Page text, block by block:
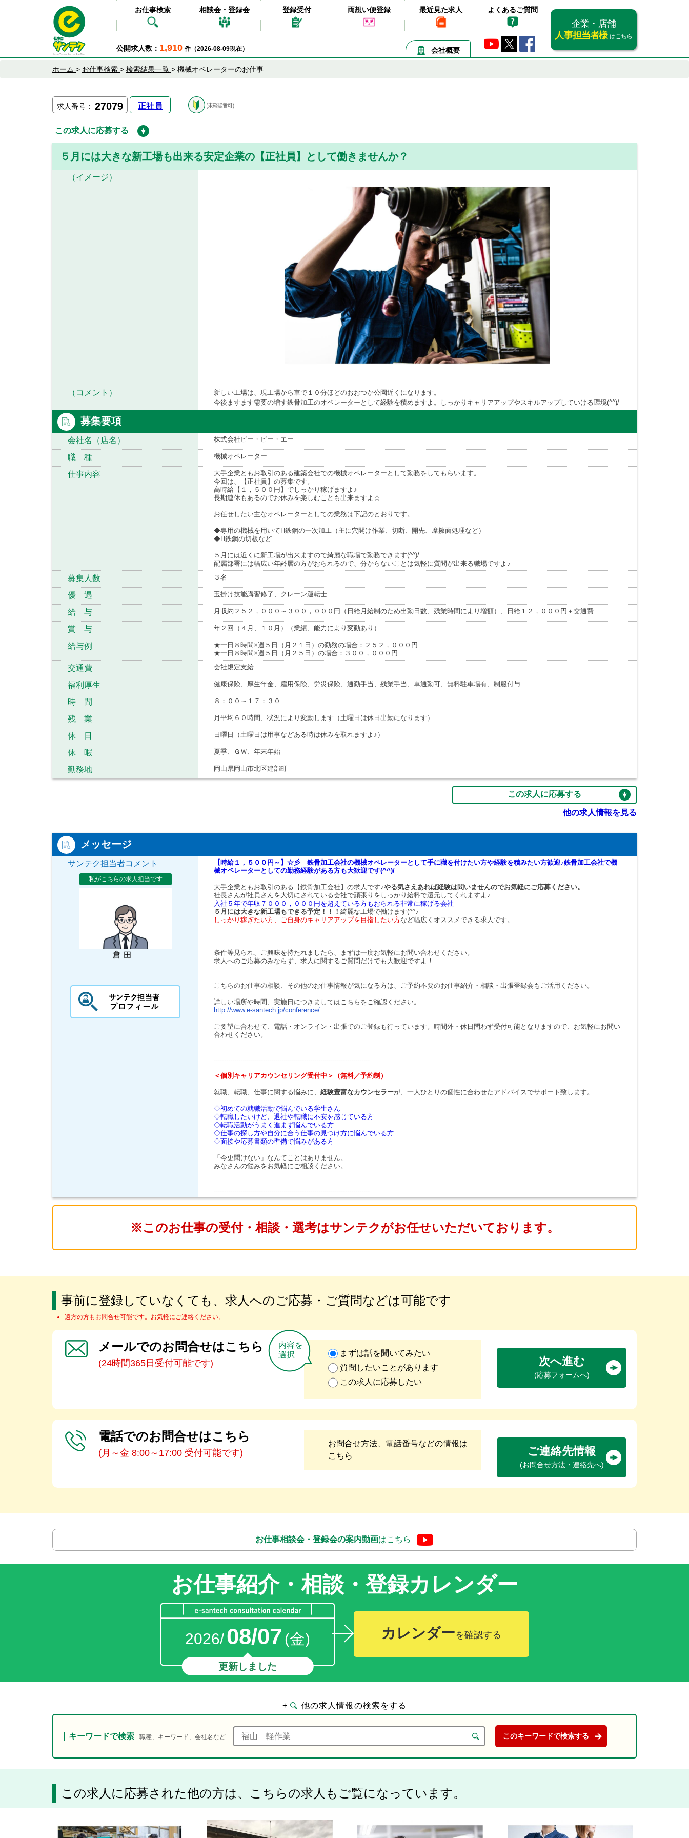
お仕事検索 相談会・登録会 登録受付 両想い便登録 最近見た求人 よくあるご質問
企業・店舗
人事担当者様 はこちら
公開求人数： 1,910 件（2026-08-09現在） 会社概要
ホーム > お仕事検索 > 検索結果一覧 > 機械オペレーターのお仕事
求人番号： 27079 正社員
この求人に応募する
５月には大きな新工場も出来る安定企業の【正社員】として働きませんか？
（イメージ）
（コメント）
新しい工場は、現工場から車で１０分ほどのおおつか公園近くになります。
今後ますます需要の増す鉄骨加工のオペレーターとして経験を積めますよ。しっかりキャリアアップやスキルアップしていける環境(^^)/
募集要項
会社名（店名） 株式会社ビー・ビー・エー
職 種 機械オペレーター
仕事内容
大手企業ともお取引のある建築会社での機械オペレーターとして勤務をしてもらいます。
今回は、【正社員】の募集です。
高時給【１，５００円】でしっかり稼げますよ♪
長期連休もあるのでお休みを楽しむことも出来ますよ☆
お任せしたい主なオペレーターとしての業務は下記のとおりです。
◆専用の機械を用いてH鉄鋼の一次加工（主に穴開け作業、切断、開先、摩擦面処理など）
◆H鉄鋼の切板など
５月には近くに新工場が出来ますので綺麗な職場で勤務できます(^^)/
配属部署には幅広い年齢層の方がおられるので、分からないことは気軽に質問が出来る職場ですよ♪
募集人数 ３名
優 遇 玉掛け技能講習修了、クレーン運転士
給 与 月収約２５２，０００～３００，０００円（日給月給制のため出勤日数、残業時間により増額）、日給１２，０００円＋交通費
賞 与 年２回（４月、１０月）（業績、能力により変動あり）
給与例
★一日８時間×週５日（月２１日）の勤務の場合：２５２，０００円
★一日８時間×週５日（月２５日）の場合：３００，０００円
交通費 会社規定支給
福利厚生 健康保険、厚生年金、雇用保険、労災保険、通勤手当、残業手当、車通勤可、無料駐車場有、制服付与
時 間 ８：００～１７：３０
残 業 月平均６０時間、状況により変動します（土曜日は休日出勤になります）
休 日 日曜日（土曜日は用事などある時は休みを取れますよ♪）
休 暇 夏季、ＧＷ、年末年始
勤務地 岡山県岡山市北区建部町
この求人に応募する
他の求人情報を見る
メッセージ
サンテク担当者コメント
私がこちらの求人担当です
【時給１，５００円～】☆彡 鉄骨加工会社の機械オペレーターとして手に職を付けたい方や経験を積みたい方歓迎♪鉄骨加工会社で機
械オペレーターとしての勤務経験がある方も大歓迎です(^^)/
大手企業ともお取引のある【鉄骨加工会社】の求人です♪やる気さえあれば経験は問いませんのでお気軽にご応募ください。
社長さんが社員さんを大切にされている会社で頑張りをしっかり給料で還元してくれますよ♪
入社５年で年収７０００，０００円を超えている方もおられる非常に稼げる会社
５月には大きな新工場もできる予定！！！ 綺麗な工場で働けます(^^♪
しっかり稼ぎたい方、ご自身のキャリアアップを目指したい方など幅広くオススメできる求人です。
条件等見られ、ご興味を持たれましたら、まずは一度お気軽にお問い合わせください。
求人へのご応募のみならず、求人に関するご質問だけでも大歓迎ですよ！
こちらのお仕事の相談、その他のお仕事情報が気になる方は、ご予約不要のお仕事紹介・相談・出張登録会もご活用ください。
詳しい場所や時間、実施日につきましてはこちらをご確認ください。
http://www.e-santech.jp/conference/
ご要望に合わせて、電話・オンライン・出張でのご登録も行っています。時間外・休日問わず受付可能となりますので、お気軽にお問い
合わせください。
----------------------------------------------------------------------------
＜個別キャリアカウンセリング受付中＞（無料／予約制）
就職、転職、仕事に関する悩みに、 経験豊富なカウンセラーが、一人ひとりの個性に合わせたアドバイスでサポート致します。
◇初めての就職活動で悩んでいる学生さん
◇転職したいけど、退社や転職に不安を感じている方
◇転職活動がうまく進まず悩んでいる方
◇仕事の探し方や自分に合う仕事の見つけ方に悩んでいる方
◇面接や応募書類の準備で悩みがある方
「今更聞けない」なんてことはありません。
みなさんの悩みをお気軽にご相談ください。
----------------------------------------------------------------------------
※このお仕事の受付・相談・選考はサンテクがお任せいただいております。
事前に登録していなくても、求人へのご応募・ご質問などは可能です
遠方の方もお問合せ可能です。お気軽にご連絡ください。
メールでのお問合せはこちら
(24時間365日受付可能です)
内容を
選択
まずは話を聞いてみたい
質問したいことがあります
この求人に応募したい
次へ進む
(応募フォームへ)
電話でのお問合せはこちら
(月～金 8:00～17:00 受付可能です)
お問合せ方法、電話番号などの情報は
こちら
ご連絡先情報
(お問合せ方法・連絡先へ)
お仕事相談会・登録会の案内動画はこちら
お仕事紹介・相談・登録カレンダー
2026/08/07 (金)
更新しました
カレンダーを確認する
+ 他の求人情報の検索をする
キーワードで検索 職種、キーワード、会社名など
この求人に応募された他の方は、こちらの求人もご覧になっています。